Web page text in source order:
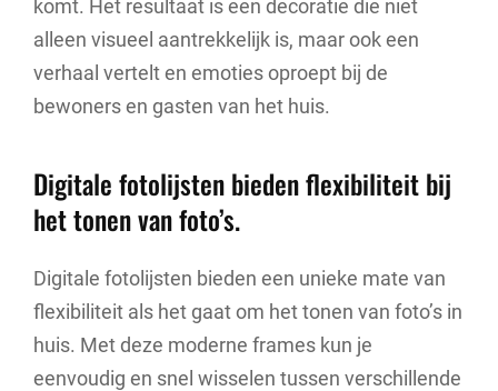
komt. Het resultaat is een decoratie die niet
alleen visueel aantrekkelijk is, maar ook een
verhaal vertelt en emoties oproept bij de
bewoners en gasten van het huis.
Digitale fotolijsten bieden flexibiliteit bij
het tonen van foto’s.
Digitale fotolijsten bieden een unieke mate van
flexibiliteit als het gaat om het tonen van foto’s in
huis. Met deze moderne frames kun je
eenvoudig en snel wisselen tussen verschillende